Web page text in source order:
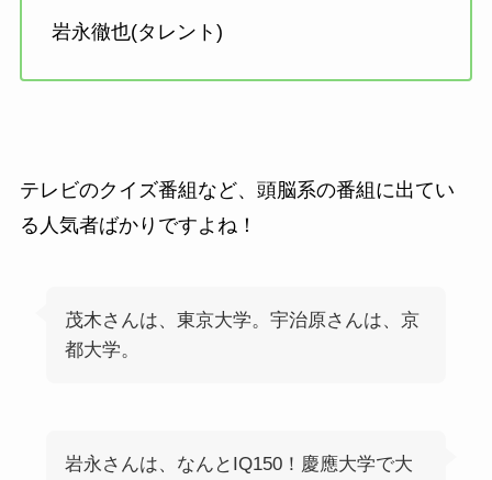
岩永徹也(タレント)
テレビのクイズ番組など、頭脳系の番組に出てい
る人気者ばかりですよね！
茂木さんは、東京大学。宇治原さんは、京
都大学。
岩永さんは、なんとIQ150！慶應大学で大